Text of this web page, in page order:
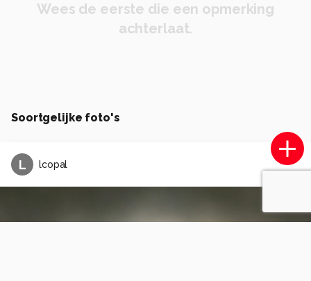
Wees de eerste die een opmerking
achterlaat.
Soortgelijke foto's
L lcopal